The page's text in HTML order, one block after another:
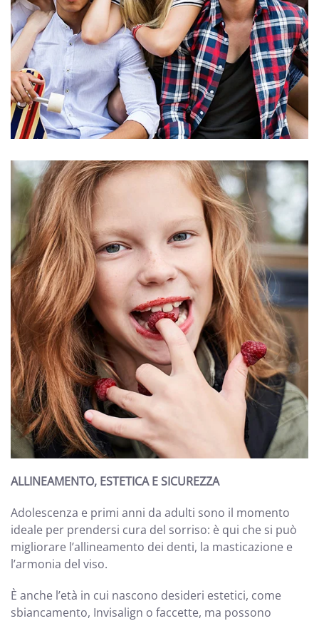
ALLINEAMENTO, ESTETICA E SICUREZZA
Adolescenza e primi anni da adulti sono il momento
ideale per prendersi cura del sorriso: è qui che si può
migliorare l’allineamento dei denti, la masticazione e
l’armonia del viso.
È anche l’età in cui nascono desideri estetici, come
sbiancamento, Invisalign o faccette, ma possono